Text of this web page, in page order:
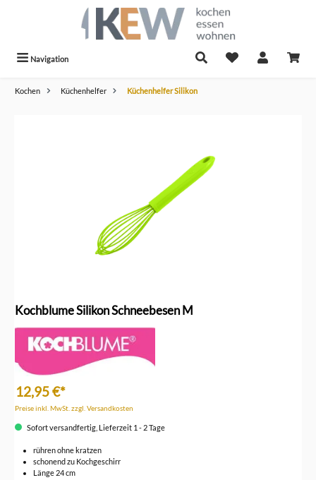
Navigation
Kochen Küchenhelfer Küchenhelfer Silikon
Kochblume Silikon Schneebesen M
12,95 €*
Preise inkl. MwSt. zzgl. Versandkosten
Sofort versandfertig, Lieferzeit 1 - 2 Tage
rühren ohne kratzen
schonend zu Kochgeschirr
Länge 24 cm